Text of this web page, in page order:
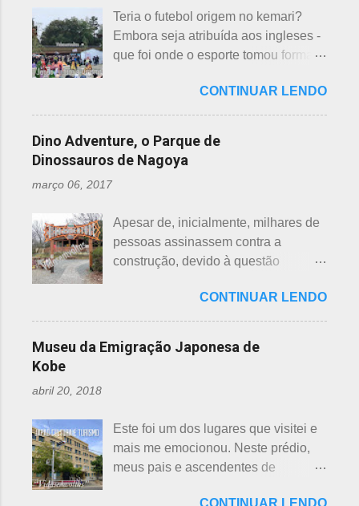
ano. Se procurarmos pela tradução
da palavra Yakudoshi no Google,
aparece a palavra climatério. Embora
não haja muita informação, encontrei
este significado para o climatério
sendo exceção no Japão. Este
número é incluído em vários termos,
por exemplo: 7 maravilhas do mundo,
mares, 7 dias da semana, 7 cores, 7
anões, etc... Budistas acreditam em 7
reencarnações. Japoneses
comemoram o sétimo dia após o
semana após a morte e, novamente,
depois de 7 semanas. Não descobri
a razão, mas não é de estranhar
porque há 7 deuses da sorte.
Shichifukujin (七 福神) significa "Sete
xintoísmo. Shichi ...
Teria o futebol origem no kemari?
Embora seja atribuída aos ingleses -
que foi onde o esporte tomou forma -
origem do futebol. Muitos povos dos
antigos Egito, Grécia e Roma já
tiveram jogos semelhantes há
milhares de anos, além dos sempre
citados chineses e japoneses. Longe
atualmente, o futebol caiu no gosto
deles e é o primeiro no ranking. O
beisebol caiu para o segundo lugar. A
japoneses foi crescendo
gradativamente. Algumas pesquisas
de poucos anos atrás, mostravam o
pelo futebol ultrapassou o beisebol.
Existem campos de futebol
espalhados por todo o arquipélago.
Nos trens, encontramos muitos
garotos japoneses praticantes do
CONTINUAR LENDO
Dino Adventure, o Parque de
Dinossauros de Nagoya
março 06, 2017
Apesar de, inicialmente, milhares de
pessoas assinassem contra a
construção, devido à questão
dinossauros, Dino Adventure
Nagoya, foi inaugurado em julho do
ano passado (2016), junto ao Odaka
Ryokuchi, localizado em Sakyoyama,
danos ou prejuízo. Dino Adventure é
um parque temático que contém 18
réplicas de dinossauros, com sons e
CONTINUAR LENDO
Museu da Emigração Japonesa de
Kobe
abril 20, 2018
Este foi um dos lugares que visitei e
mais me emocionou. Neste prédio,
meus pais e ascendentes de
CONTINUAR LENDO